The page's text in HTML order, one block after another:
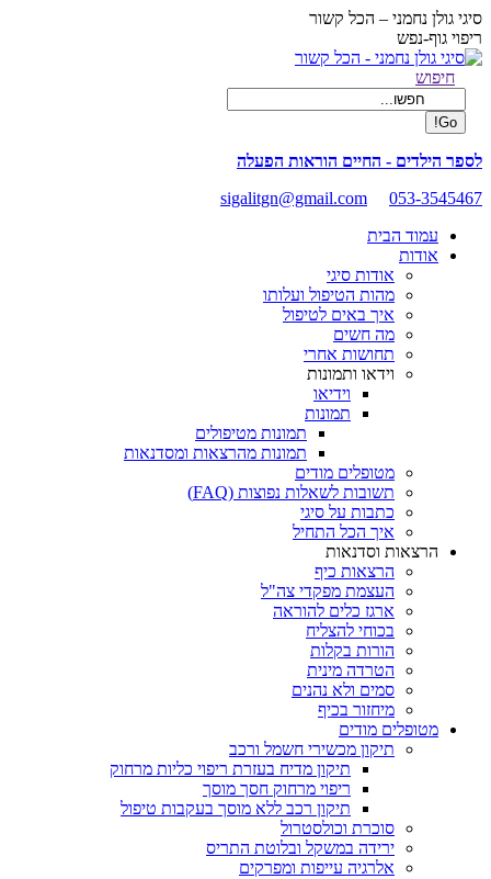
Skip
to
content
סיגי גולן נחמני – הכל קשור
ריפוי גוף-נפש
Facebook
opens
new
window
Search:
חיפוש
לספר הילדים - החיים הוראות הפעלה
sigalitgn@gmail.com
053-3545467
עמוד הבית
אודות
אודות סיגי
מהות הטיפול ועלותו
איך באים לטיפול
מה חשים
תחושות אחרי
וידאו ותמונות
וידיאו
תמונות
תמונות מטיפולים
תמונות מהרצאות ומסדנאות
מטופלים מודים
תשובות לשאלות נפוצות (FAQ)
כתבות על סיגי
איך הכל התחיל
הרצאות וסדנאות
הרצאות כיף
העצמת מפקדי צה"ל
ארגז כלים להוראה
בכוחי להצליח
הורות בקלות
הטרדה מינית
סמים ולא נהנים
מיחזור בכיף
מטופלים מודים
תיקון מכשירי חשמל ורכב
תיקון מדיח בעזרת ריפוי כליות מרחוק
ריפוי מרחוק חסך מוסך
תיקון רכב ללא מוסך בעקבות טיפול
סוכרת וכולסטרול
ירידה במשקל ובלוטת התריס
אלרגיה עייפות ומפרקים